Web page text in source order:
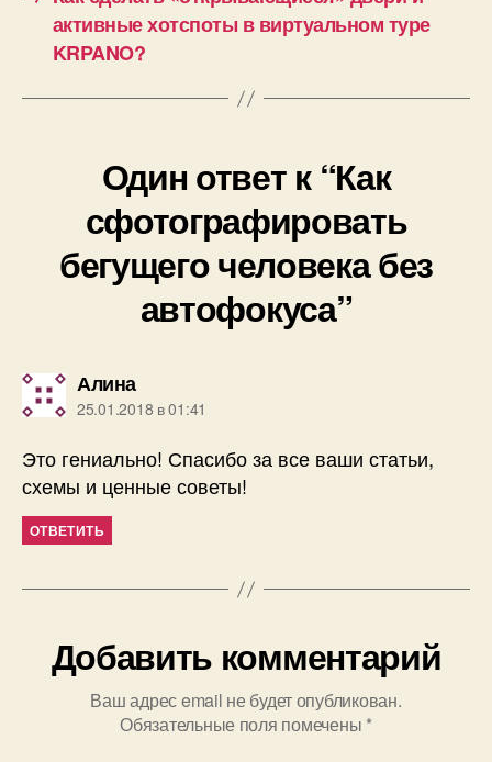
активные хотспоты в виртуальном туре
KRPANO?
Один ответ к “Как
сфотографировать
бегущего человека без
автофокуса”
Алинапишет:
25.01.2018 в 01:41
Это гениально! Спасибо за все ваши статьи,
схемы и ценные советы!
ОТВЕТИТЬ
Добавить комментарий
Ваш адрес email не будет опубликован.
Обязательные поля помечены *